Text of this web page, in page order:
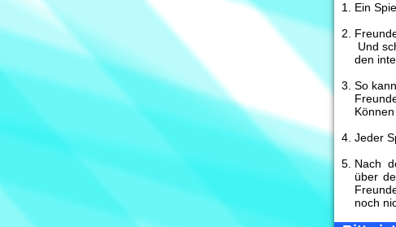
INFO-VIDEO
Ein
Und
den
So
Jeder
Nach
über
noch